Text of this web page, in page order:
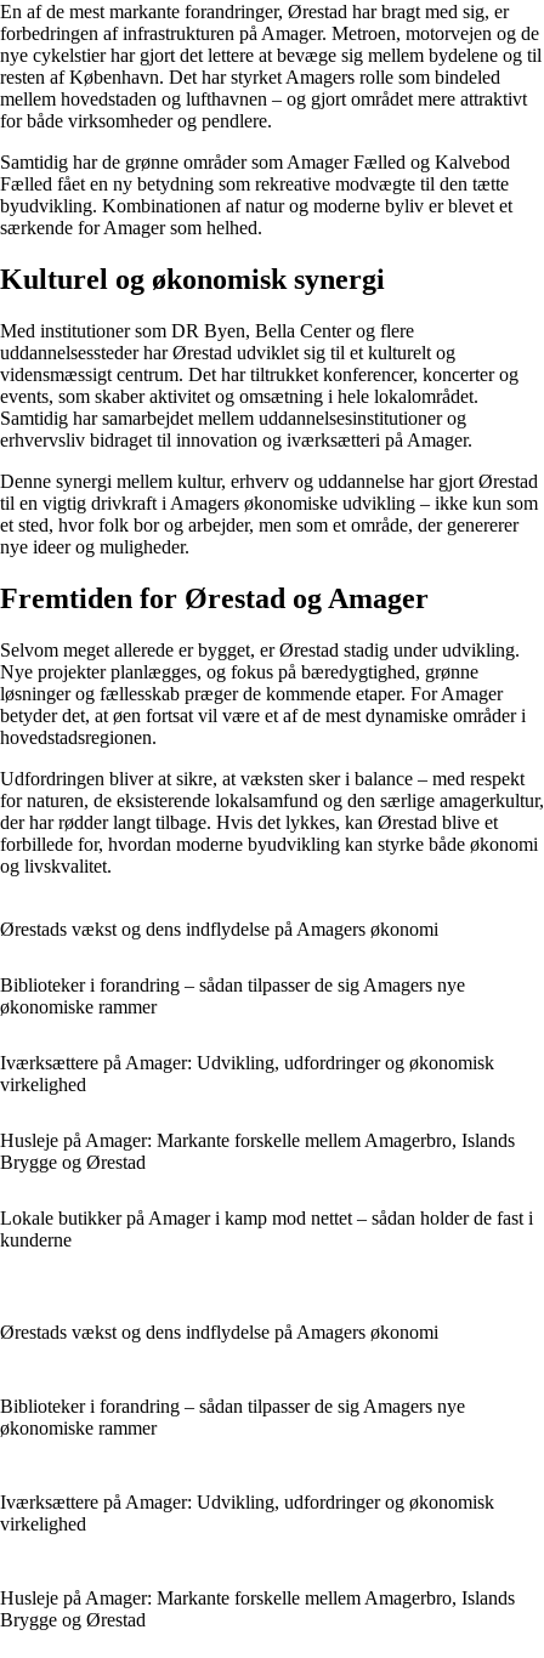
En af de mest markante forandringer, Ørestad har bragt med sig, er
forbedringen af infrastrukturen på Amager. Metroen, motorvejen og de
nye cykelstier har gjort det lettere at bevæge sig mellem bydelene og til
resten af København. Det har styrket Amagers rolle som bindeled
mellem hovedstaden og lufthavnen – og gjort området mere attraktivt
for både virksomheder og pendlere.
Samtidig har de grønne områder som Amager Fælled og Kalvebod
Fælled fået en ny betydning som rekreative modvægte til den tætte
byudvikling. Kombinationen af natur og moderne byliv er blevet et
særkende for Amager som helhed.
Kulturel og økonomisk synergi
Med institutioner som DR Byen, Bella Center og flere
uddannelsessteder har Ørestad udviklet sig til et kulturelt og
vidensmæssigt centrum. Det har tiltrukket konferencer, koncerter og
events, som skaber aktivitet og omsætning i hele lokalområdet.
Samtidig har samarbejdet mellem uddannelsesinstitutioner og
erhvervsliv bidraget til innovation og iværksætteri på Amager.
Denne synergi mellem kultur, erhverv og uddannelse har gjort Ørestad
til en vigtig drivkraft i Amagers økonomiske udvikling – ikke kun som
et sted, hvor folk bor og arbejder, men som et område, der genererer
nye ideer og muligheder.
Fremtiden for Ørestad og Amager
Selvom meget allerede er bygget, er Ørestad stadig under udvikling.
Nye projekter planlægges, og fokus på bæredygtighed, grønne
løsninger og fællesskab præger de kommende etaper. For Amager
betyder det, at øen fortsat vil være et af de mest dynamiske områder i
hovedstadsregionen.
Udfordringen bliver at sikre, at væksten sker i balance – med respekt
for naturen, de eksisterende lokalsamfund og den særlige amagerkultur,
der har rødder langt tilbage. Hvis det lykkes, kan Ørestad blive et
forbillede for, hvordan moderne byudvikling kan styrke både økonomi
og livskvalitet.
Ørestads vækst og dens indflydelse på Amagers økonomi
Biblioteker i forandring – sådan tilpasser de sig Amagers nye
økonomiske rammer
Iværksættere på Amager: Udvikling, udfordringer og økonomisk
virkelighed
Husleje på Amager: Markante forskelle mellem Amagerbro, Islands
Brygge og Ørestad
Lokale butikker på Amager i kamp mod nettet – sådan holder de fast i
kunderne
Ørestads vækst og dens indflydelse på Amagers økonomi
Biblioteker i forandring – sådan tilpasser de sig Amagers nye
økonomiske rammer
Iværksættere på Amager: Udvikling, udfordringer og økonomisk
virkelighed
Husleje på Amager: Markante forskelle mellem Amagerbro, Islands
Brygge og Ørestad